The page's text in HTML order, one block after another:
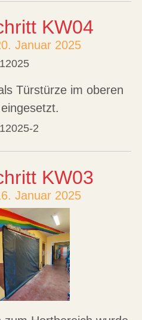
KW04
Januar 2025
Türstürze im oberen
KW03
Januar 2025